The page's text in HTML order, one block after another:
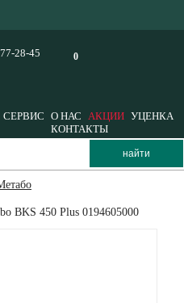
0
28-45
СЕРВИС О НАС АКЦИИ УЦЕНКА
КОНТАКТЫ
BKS 450 Plus 0194605000